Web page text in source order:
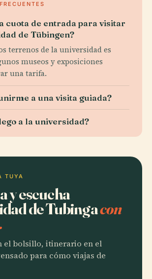
cuota de entrada para visitar
de Tübingen?
terrenos de la universidad es
museos y exposiciones
una tarifa.
a una visita guiada?
a la universidad?
TUYA
y escucha
de Tubingacon
el bolsillo, itinerario en el
para cómo viajas de